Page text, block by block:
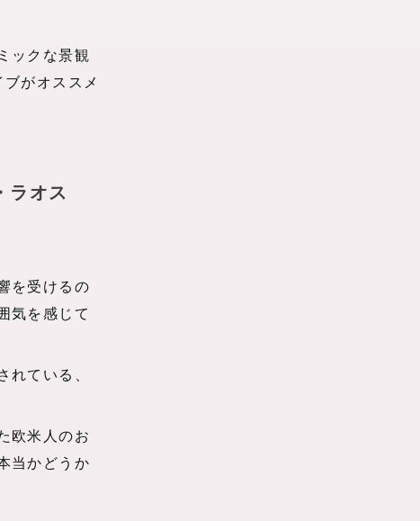
ックな景観
がオススメ
ラオス
を受けるの
気を感じて
れている、
欧米人のお
当かどうか